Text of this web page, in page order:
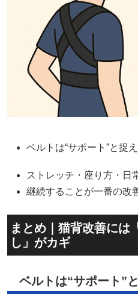
ベルトは“サポート”と捉
ストレッチ・座り方・日
継続することが一番の改
まとめ｜猫背改善には
し」がカギ
ベルトは“サポート”